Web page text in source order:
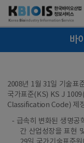
바
2008년 1월 31일 기술표
국가표준(KS) KS J
Classification Code) 제
- 급속히 변화된 생명공
간 산업성장을 표현